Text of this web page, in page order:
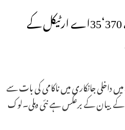
الیکشن کے بعد حکومت نے 370‘35اے ارٹیکل کے
داخلی جانکاری میں ناکامی کی بات سے
کے بیان کے برعکس ہے نئی دہلی۔لوک